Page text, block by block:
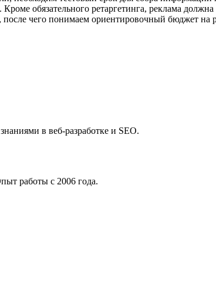
обязательного ретаргетинга, реклама
чего понимаем ориентировочный бюджет
в веб-разработке и SEO.
работы с 2006 года.